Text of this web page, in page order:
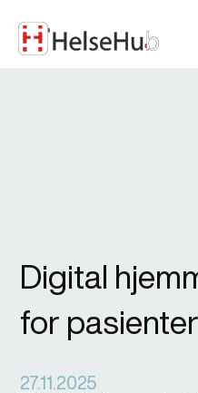
Digital
for
27.11.2025